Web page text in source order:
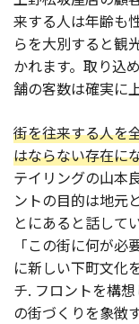
来する人は年齢も
らを大別すると観
かれます。取り込
舗の客数は確実に
街を往来する人を
はならない存在に
テイリングの山本
ントの目的は地元
とにあると話して
「この街に何が
に新しい下町文化
チ. フロントを構
の街づくりを象徴